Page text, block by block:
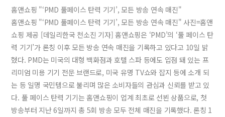
홈앤쇼핑 "‘PMD 풀페이스 탄력 기기’, 모든 방송 연속 매진"
홈앤쇼핑 "‘PMD 풀페이스 탄력 기기’, 모든 방송 연속 매진" 사진=홈앤
쇼핑 제공 [데일리한국 천소진 기자] 홈앤쇼핑은 ‘PMD’의 ‘풀 페이스 탄
력 기기’가 론칭 이후 모든 방송 연속 매진을 기록하고 있다고 10일 밝
혔다. PMD는 미국의 대형 백화점과 호텔 스파 등에도 입점 돼 있는 프
리미엄 미용 기기 전문 브랜드로, 미국 유명 TV쇼와 잡지 등에 소개 되
는 등 일명 국민템으로 불리며 많은 소비자들의 관심과 신뢰를 받고 있
다. 풀 페이스 탄력 기기는 홈앤쇼핑이 업계 최초로 선뵌 상품으로, 첫
방송부터 지난 6일까지 총 5회 방송 모두 전체 매진을 기록했다. 론칭 1